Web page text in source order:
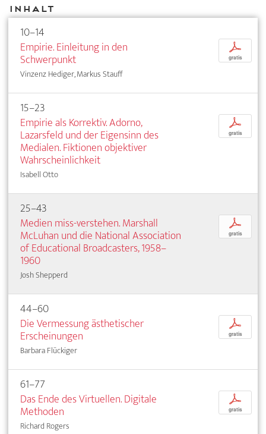
Inhalt
10–14
Empirie. Einleitung in den
Schwerpunkt
Vinzenz Hediger, Markus Stauff
p
gratis
15–23
Empirie als Korrektiv. Adorno,
Lazarsfeld und der Eigensinn des
Medialen. Fiktionen objektiver
Wahrscheinlichkeit
Isabell Otto
p
gratis
25–43
Medien miss-verstehen. Marshall
McLuhan und die National Association
of Educational Broadcasters, 1958–
1960
Josh Shepperd
p
gratis
44–60
Die Vermessung ästhetischer
Erscheinungen
Barbara Flückiger
p
gratis
61–77
Das Ende des Virtuellen. Digitale
Methoden
Richard Rogers
p
gratis